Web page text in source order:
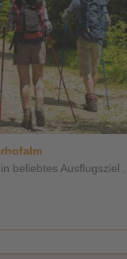
beliebtes Ausflugsziel ...